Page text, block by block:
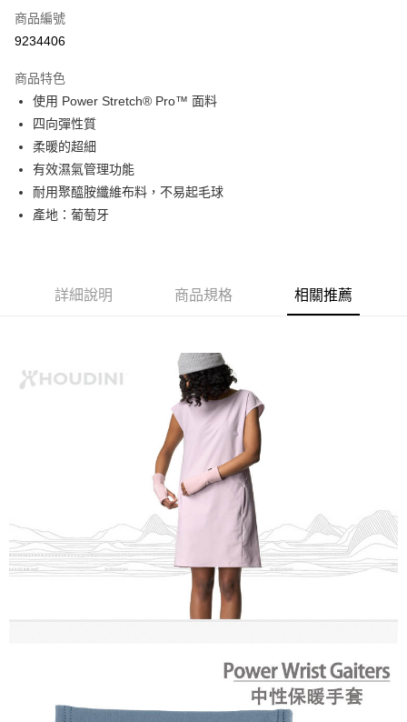
AFTEE先享後付
相關說明
AFTEE先享後付是「在收到商品之後才付款」的支付方式。 讓您購物簡單
便利好安心！
１．簡單：不需註冊會員、不需綁卡、不需儲值。
２．便利：只要手機號碼，簡訊認證，即可結帳。
３．安心：先確認商品／服務後，再付款。
【「AFTEE先享後付」結帳流程】
１．於結帳方式選擇「AFTEE先享後付」後，將跳轉至「AFTEE先享後付」
結帳頁面，進行簡訊認證並確認金額後，即可完成結帳。
購買商品的店家。未經商家同意取消之訂單仍視為有效，需透過AFTEE先享
https://netprotections.freshdesk.com/support/home
【注意事項】
１．透過由恩沛科技股份有限公司提供之「AFTEE先享後付」服務完成之交
易，需依本服務之必要範圍內提供個人資料，並將交易相關給付款項請求債
權轉讓予恩沛科技股份有限公司。
２．關於個人資料處理事宜，請瀏覽以下網址：
https://aftee.tw/terms/#terms3
３．未成年的使用者請事先徵得法定代理人或監護人之同意方可使用
「AFTEE先享後付」，若未經同意申辦者引起之損失，本公司不負相關責
４．使用「AFTEE先享後付」時，將依據個別帳號之用戶狀況，依本公司即
時審查核予不同之上限額度；若仍有額度不足之情形，本公司將視審查結果
請求用戶進行身份認證。
５．嚴禁一人註冊多個帳號或使用他人資訊註冊。若發現惡意使用之情形，
恩沛科技股份有限公司將有權停止該用戶之使用額度並採取法律行動。
運送方式
宅配
每筆NT$120，滿NT$888(含以上)免運費
商品編號
9234406
商品特色
使用 Power Stretch® Pro™ 面料
四向彈性質
柔暖的超細
有效濕氣管理功能
耐用聚醯胺纖維布料，不易起毛球
產地：葡萄牙
詳細說明 商品規格 相關推薦